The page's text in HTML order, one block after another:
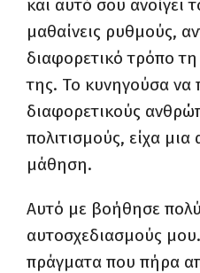
και αυτό σου ανοίγει
μαθαίνεις ρυθμούς,
διαφορετικό τρόπο
της. Το κυνηγούσα να
διαφορετικούς
πολιτισμούς, είχα
μάθηση.
Αυτό με βοήθησε
αυτοσχεδιασμούς
πράγματα που πήρα